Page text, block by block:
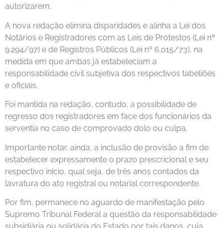
autorizarem.
A nova redação elimina disparidades e alinha a Lei dos
Notários e Registradores com as Leis de Protestos (Lei nº
9.294/97) e de Registros Públicos (Lei nº 6.015/73), na
medida em que ambas já estabeleciam a
responsabilidade civil subjetiva dos respectivos tabeliões
e oficiais.
Foi mantida na redação, contudo, a possibilidade de
regresso dos registradores em face dos funcionários da
serventia no caso de comprovado dolo ou culpa.
Importante notar, ainda, a inclusão de provisão a fim de
estabelecer expressamente o prazo prescricional e seu
respectivo início, qual seja, de três anos contados da
lavratura do ato registral ou notarial correspondente.
Por fim, permanece no aguardo de manifestação pelo
Supremo Tribunal Federal a questão da responsabilidade